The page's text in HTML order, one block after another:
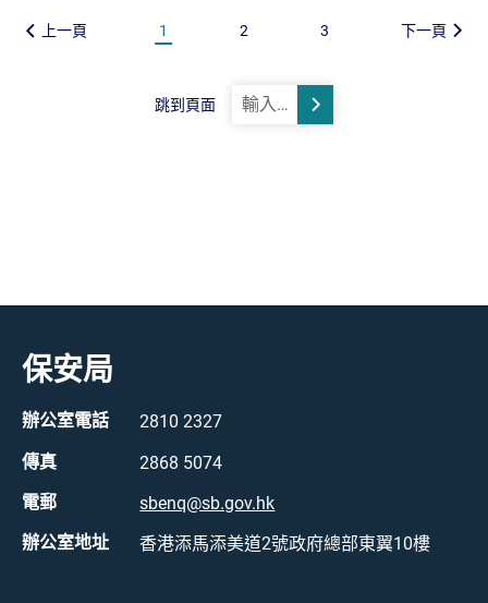
上一頁 1 2 3 下一頁
跳到頁面
跳轉
保安局
辦公室電話 2810 2327
傳真 2868 5074
電郵 sbenq@sb.gov.hk
辦公室地址 香港添馬添美道2號政府總部東翼10樓